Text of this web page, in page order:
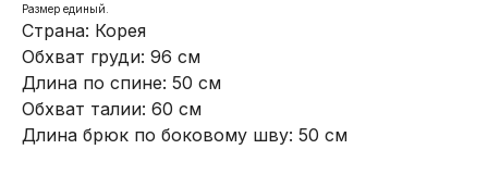
Размер единый.
Страна: Корея
Обхват груди: 96 см
Длина по спине: 50 см
Обхват талии: 60 см
Длина брюк по боковому шву: 50 см